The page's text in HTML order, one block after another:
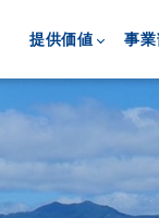
提供価値 事業